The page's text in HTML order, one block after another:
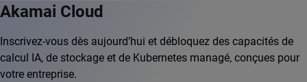
Akamai Cloud
Inscrivez-vous dès aujourd’hui et débloquez des capacités de
calcul IA, de stockage et de Kubernetes managé, conçues pour
votre entreprise.